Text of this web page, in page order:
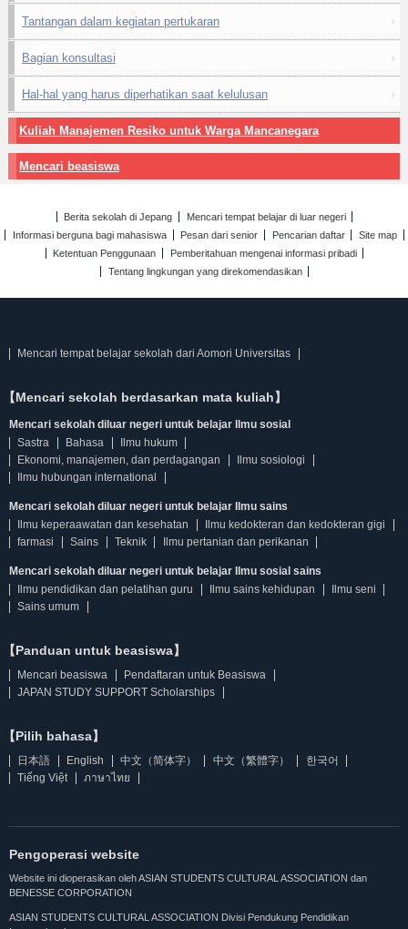
Tantangan dalam kegiatan pertukaran
Bagian konsultasi
Hal-hal yang harus diperhatikan saat kelulusan
Kuliah Manajemen Resiko untuk Warga Mancanegara
Mencari beasiswa
Berita sekolah di Jepang
Mencari tempat belajar di luar negeri
Informasi berguna bagi mahasiswa
Pesan dari senior Pencarian daftar
Site map
Ketentuan Penggunaan
Pemberitahuan mengenai informasi pribadi
Tentang lingkungan yang direkomendasikan
Mencari tempat belajar sekolah dari Aomori Universitas
【Mencari sekolah berdasarkan mata kuliah】
Mencari sekolah diluar negeri untuk belajar Ilmu sosial
Sastra
Bahasa
Ilmu hukum
Ekonomi, manajemen, dan perdagangan
Ilmu sosiologi
Ilmu hubungan international
Mencari sekolah diluar negeri untuk belajar Ilmu sains
Ilmu keperaawatan dan kesehatan
Ilmu kedokteran dan kedokteran gigi
farmasi
Sains Teknik Ilmu pertanian dan perikanan
Mencari sekolah diluar negeri untuk belajar Ilmu sosial sains
Ilmu pendidikan dan pelatihan guru
Ilmu sains kehidupan
Ilmu seni
Sains umum
【Panduan untuk beasiswa】
Mencari beasiswa
Pendaftaran untuk Beasiswa
JAPAN STUDY SUPPORT Scholarships
【Pilih bahasa】
日本語 English 中文（简体字） 中文（繁體字）
한국어
Tiếng Việt
ภาษาไทย
Pengoperasi website
Website ini dioperasikan oleh ASIAN STUDENTS CULTURAL ASSOCIATION dan
BENESSE CORPORATION
ASIAN STUDENTS CULTURAL ASSOCIATION Divisi Pendukung Pendidikan